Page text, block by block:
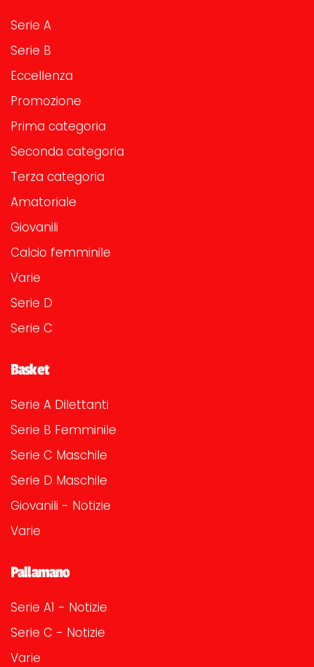
Serie A
Serie B
Eccellenza
Promozione
Prima categoria
Seconda categoria
Terza categoria
Amatoriale
Giovanili
Calcio femminile
Varie
Serie D
Serie C
Basket
Serie A Dilettanti
Serie B Femminile
Serie C Maschile
Serie D Maschile
Giovanili - Notizie
Varie
Pallamano
Serie A1 - Notizie
Serie C - Notizie
Varie